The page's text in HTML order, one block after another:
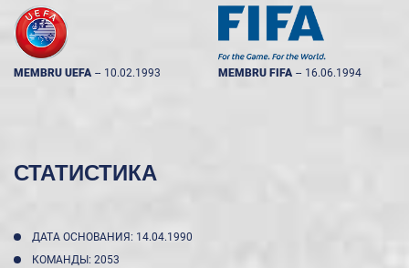
MEMBRU UEFA -- 10.02.1993 MEMBRU FIFA -- 16.06.1994
СТАТИСТИКА
ДАТА ОСНОВАНИЯ: 14.04.1990
КОМАНДЫ: 2053